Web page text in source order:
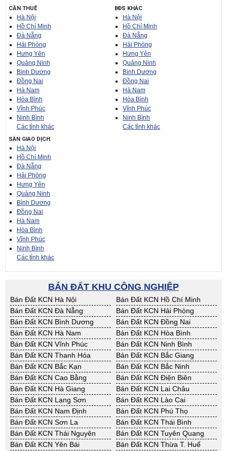
CẦN THUÊ
Hà Nội
Hồ Chí Minh
Đà Nẵng
Hải Phòng
Hưng Yên
Quảng Ninh
Bình Dương
Đồng Nai
Hà Nam
Hòa Bình
Vĩnh Phúc
Ninh Bình
Các tỉnh khác
BĐS KHÁC
Hà Nội
Hồ Chí Minh
Đà Nẵng
Hải Phòng
Hưng Yên
Quảng Ninh
Bình Dương
Đồng Nai
Hà Nam
Hòa Bình
Vĩnh Phúc
Ninh Bình
Các tỉnh khác
SÀN GIAO DỊCH
Hà Nội
Hồ Chí Minh
Đà Nẵng
Hải Phòng
Hưng Yên
Quảng Ninh
Bình Dương
Đồng Nai
Hà Nam
Hòa Bình
Vĩnh Phúc
Ninh Bình
Các tỉnh khác
BÁN ĐẤT KHU CÔNG NGHIỆP
Bán Đất KCN Hà Nội
Bán Đất KCN Hồ Chí Minh
Bán Đất KCN Đà Nẵng
Bán Đất KCN Hải Phòng
Bán Đất KCN Bình Dương
Bán Đất KCN Đồng Nai
Bán Đất KCN Hà Nam
Bán Đất KCN Hòa Bình
Bán Đất KCN Vĩnh Phúc
Bán Đất KCN Ninh Bình
Bán Đất KCN Thanh Hóa
Bán Đất KCN Bắc Giang
Bán Đất KCN Bắc Kạn
Bán Đất KCN Bắc Ninh
Bán Đất KCN Cao Bằng
Bán Đất KCN Điện Biên
Bán Đất KCN Hà Giang
Bán Đất KCN Lai Châu
Bán Đất KCN Lạng Sơn
Bán Đất KCN Lào Cai
Bán Đất KCN Nam Định
Bán Đất KCN Phú Thọ
Bán Đất KCN Sơn La
Bán Đất KCN Thái Bình
Bán Đất KCN Thái Nguyên
Bán Đất KCN Tuyên Quang
Bán Đất KCN Yên Bái
Bán Đất KCN Thừa T. Huế